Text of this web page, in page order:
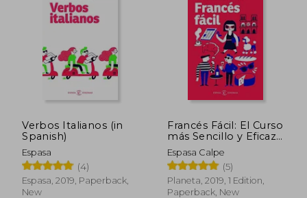
Verbos Italianos (in
Spanish)
Espasa
(4)
Espasa, 2019, Paperback,
New
Francés Fácil: El Curso
más Sencillo y Eficaz
Para Aprender
Francés a tu Propio
Ritmo (Idiomas) (in
Spanish)
Espasa Calpe
(5)
Planeta, 2019, 1 Edition,
Paperback, New